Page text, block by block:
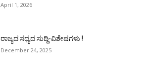
April 1, 2026
ರಾಜ್ಯದ ಸಧ್ಯದ ಸುದ್ದಿ-ವಿಶೇಷಗಳು !
December 24, 2025